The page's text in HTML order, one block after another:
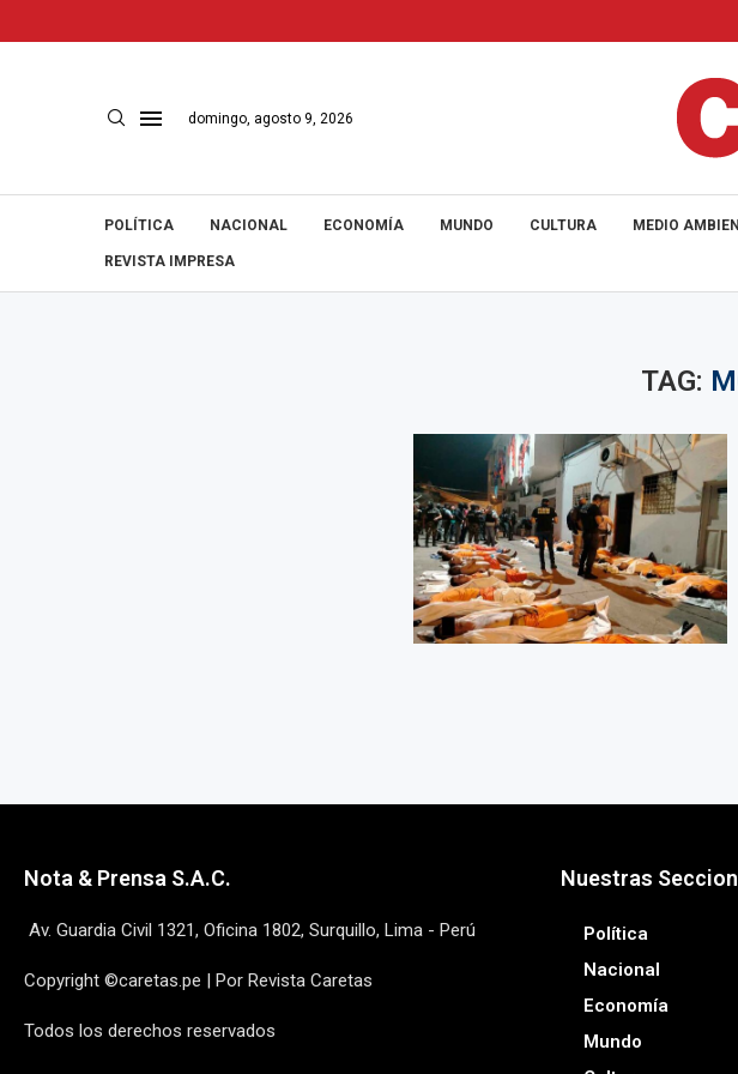
domingo, agosto 9, 2026
POLÍTICA NACIONAL ECONOMÍA MUNDO CULTURA MEDIO
REVISTA IMPRESA
TAG:
Nota & Prensa S.A.C.
Av. Guardia Civil 1321, Oficina 1802, Surquillo, Lima - Perú
Copyright ©caretas.pe | Por Revista Caretas
Todos los derechos reservados
Nuestras
Política
Nacional
Economía
Mundo